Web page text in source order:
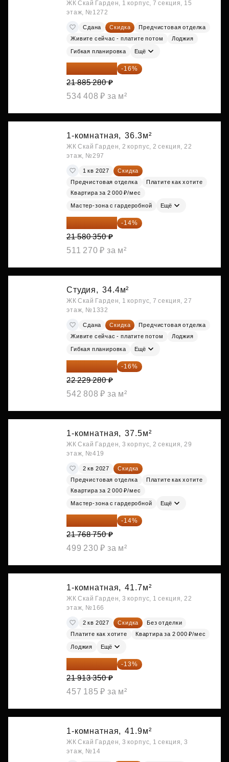
ЖК Скай Гарден, 1 корпус, 7 секция, 15
этаж, №1272
Сдана Скидка
Предчистовая отделка
Живите сейчас - платите потом
Лоджия
Гибкая планировка Ещё
18 383 635 ₽ -16%
21 885 280 ₽
534 408 ₽ за м²
1-комнатная, 36.3м²
ЖК Скай Гарден, 2 корпус, 2 секция, 22
этаж, №297
1 кв 2027
Скидка
Предчистовая отделка
Платите как хотите
Квартира за 2 000 ₽/мес
Мастер-зона с гардеробной Ещё
18 559 101 ₽ -14%
21 580 350 ₽
511 270 ₽ за м²
Студия, 34.4м²
ЖК Скай Гарден, 1 корпус, 7 секция, 27
этаж, №1332
Сдана Скидка
Предчистовая отделка
Живите сейчас - платите потом
Лоджия
Гибкая планировка Ещё
18 672 595 ₽ -16%
22 229 280 ₽
542 808 ₽ за м²
1-комнатная, 37.5м²
ЖК Скай Гарден, 3 корпус, 2 секция, 29
этаж, №419
2 кв 2027
Скидка
Предчистовая отделка
Платите как хотите
Квартира за 2 000 ₽/мес
Мастер-зона с гардеробной Ещё
18 721 125 ₽ -14%
21 768 750 ₽
499 230 ₽ за м²
1-комнатная, 41.7м²
ЖК Скай Гарден, 3 корпус, 1 секция, 22
этаж, №166
2 кв 2027 Скидка
Без отделки
Платите как хотите
Квартира за 2 000 ₽/мес
Лоджия Ещё
19 064 615 ₽ -13%
21 913 350 ₽
457 185 ₽ за м²
1-комнатная, 41.9м²
ЖК Скай Гарден, 3 корпус, 1 секция, 3
этаж, №14